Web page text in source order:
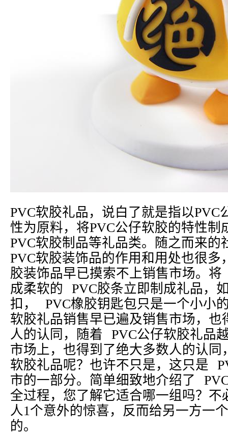
PVC软胶礼品，说白了就是指以PVC
性为原料，将PVC公仔软胶的特性制
PVC软胶制品等礼品类。随之而来的
PVC软胶装饰品的作用和用处也很
胶装饰品早已摸索不上销售市场。
成柔软的 PVC胶条立即制成礼品，
扣， PVC橡胶钥匙包只是一个小小
软胶礼品销售早已遍及销售市场，也
人的认同，随着 PVC公仔软胶礼品
市场上，也得到了绝大多数人的认
软胶礼品呢？也许不只是，这只是
市的一部分。简单细致地介绍了
全过程，您了解它适合哪一组吗？不
人1个意外的惊喜，反而给另一方一
的。